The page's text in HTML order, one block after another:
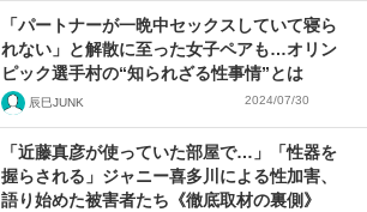
「パートナーが一晩中セックスしていて寝ら
れない」と解散に至った女子ペアも…オリン
ピック選手村の“知られざる性事情”とは
辰巳JUNK 2024/07/30
「近藤真彦が使っていた部屋で…」「性器を
握らされる」ジャニー喜多川による性加害、
語り始めた被害者たち《徹底取材の裏側》